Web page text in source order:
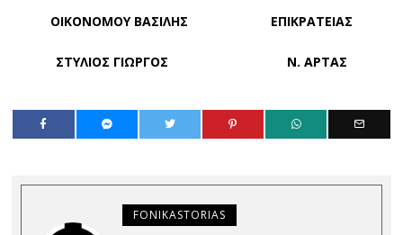
ΟΙΚΟΝΟΜΟΥ ΒΑΣΙΛΗΣ ΕΠΙΚΡΑΤΕΙΑΣ
ΣΤΥΛΙΟΣ ΓΙΩΡΓΟΣ Ν. ΑΡΤΑΣ
FONIKASTORIAS